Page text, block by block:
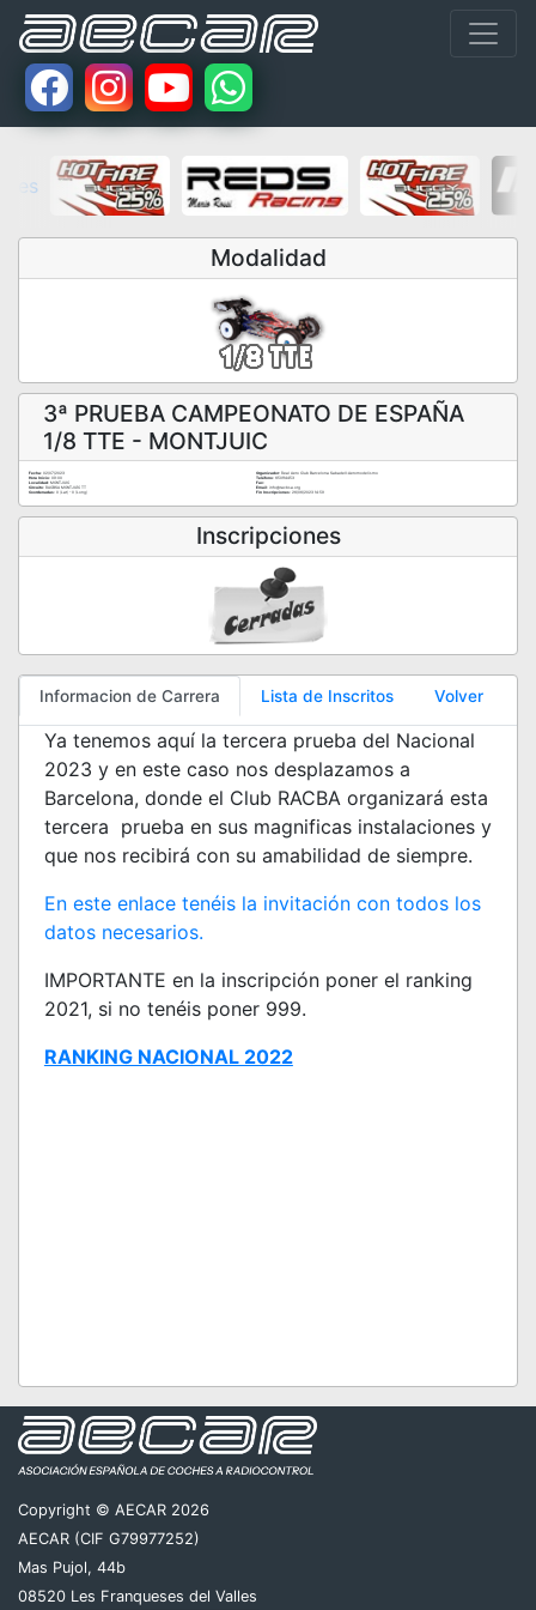
Modalidad
3ª PRUEBA CAMPEONATO DE ESPAÑA
1/8 TTE - MONTJUIC
Fecha: 02/07/2023 Organizador:
Real Aero Club Barcelona Sabadell-Aeromodelismo
Hora Inicio:
Teléfono:
650114453
Localidad:MONTJUIC
Fax:
Circuito:
RACBSA MONTJUÏC TT Email:
info@racbsa.org
Coordenadas:
0 (Lat) - 0 (Long) Fin Inscripciones:26/06/2023 14:59
Inscripciones
Informacion de Carrera Lista de Inscritos Volver
Ya tenemos aquí la tercera prueba del Nacional
2023 y en este caso nos desplazamos a
Barcelona, donde el Club RACBA organizará esta
tercera prueba en sus magnificas instalaciones y
que nos recibirá con su amabilidad de siempre.
En este enlace tenéis la invitación con todos los
datos necesarios.
IMPORTANTE en la inscripción poner el ranking
2021, si no tenéis poner 999.
RANKING NACIONAL 2022
Copyright © AECAR 2026
AECAR (CIF G79977252)
Mas Pujol, 44b
08520 Les Franqueses del Valles